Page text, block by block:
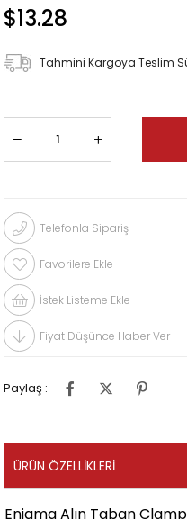
$13.28
Tahmini Kargoya Teslim
Telefonla Sipariş
Favorilere Ekle
İstek Listeme Ekle
Fiyat Düşünce Haber Ver
Paylaş :
ÜRÜN ÖZELLIKLERI
Enigma Alın Taban Clamp